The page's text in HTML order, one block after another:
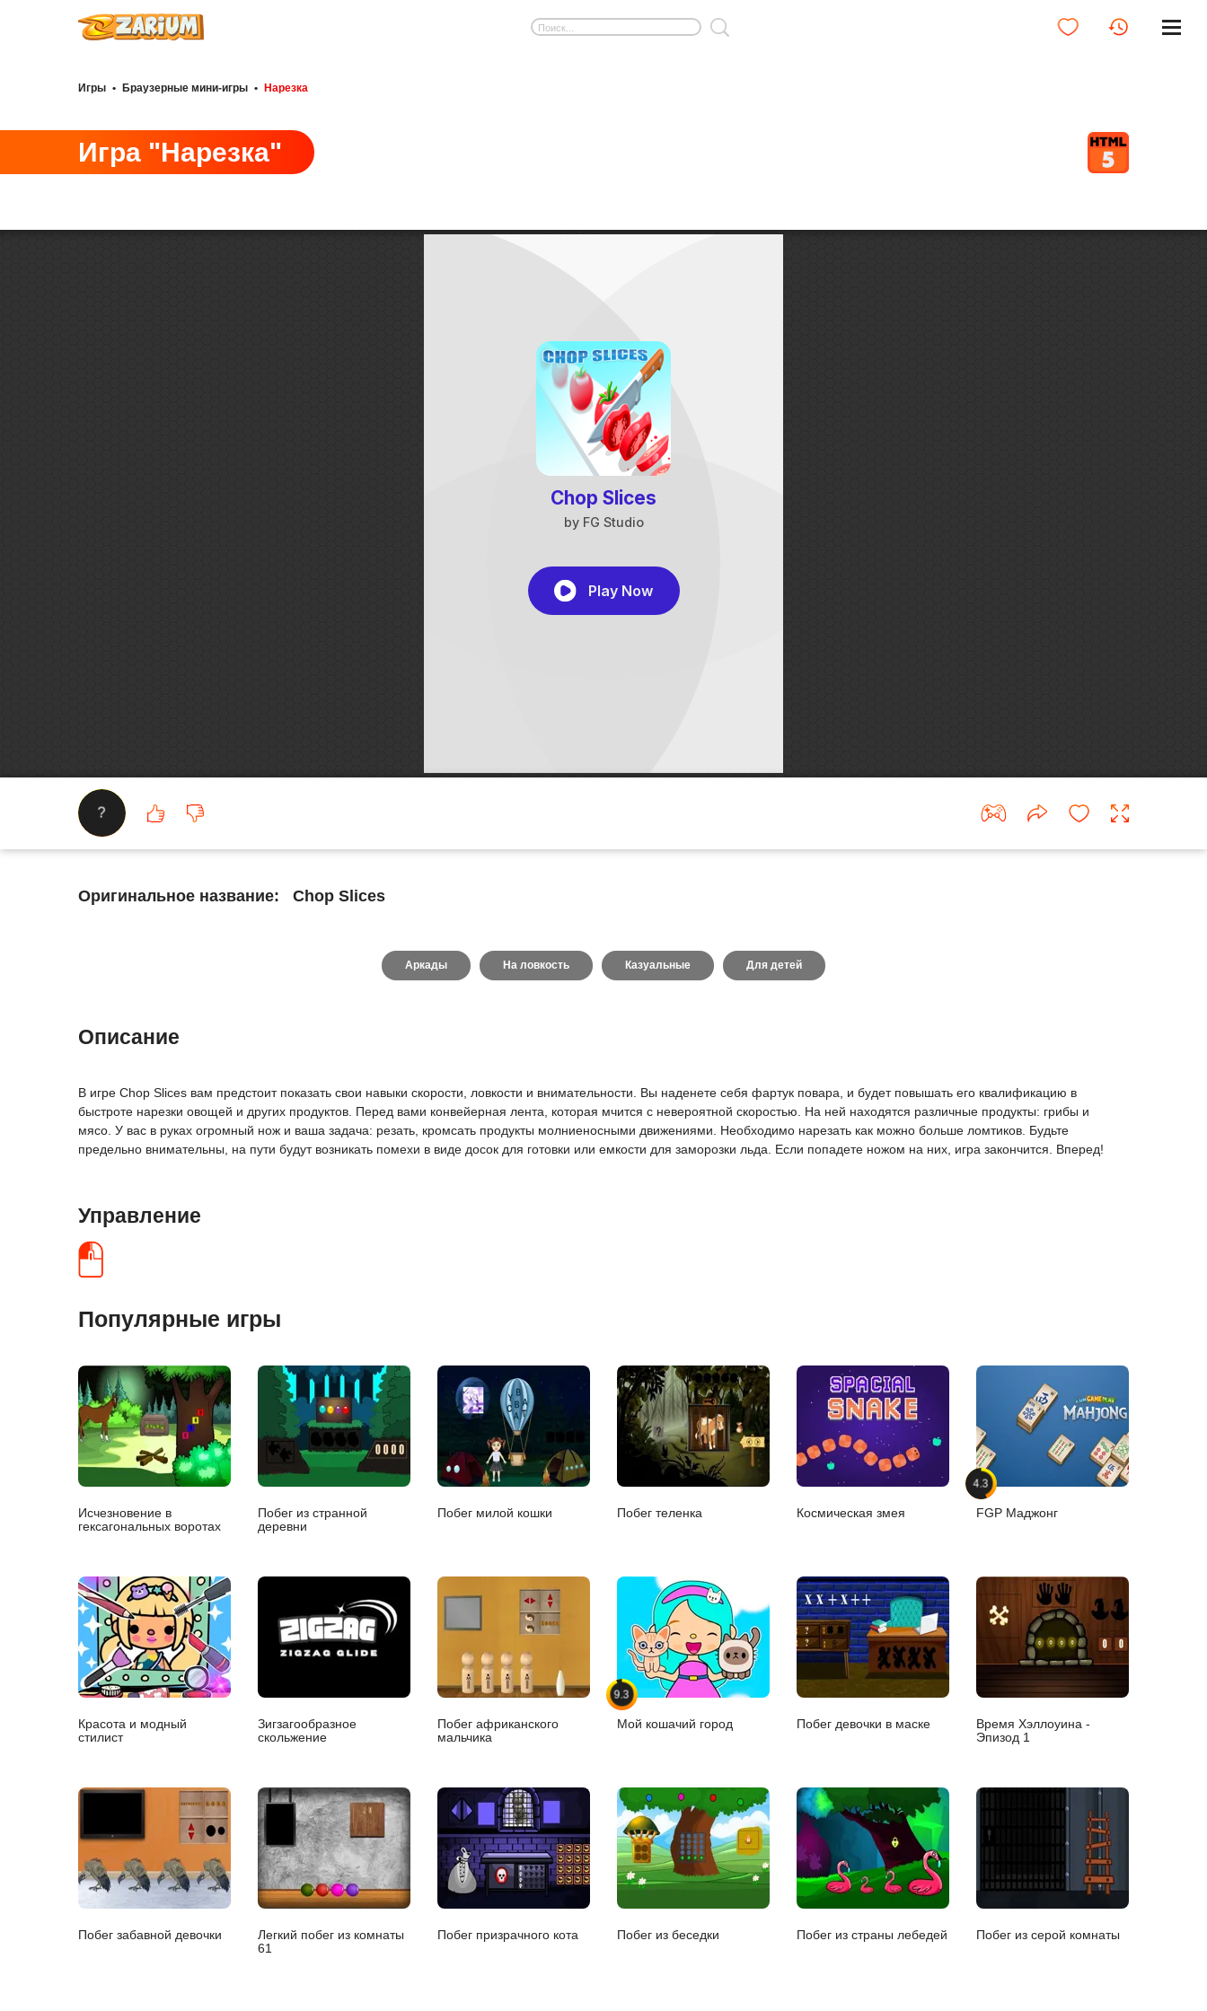
Игры • Браузерные мини-игры • Нарезка
Игра "Нарезка"
?
Оригинальное название: Chop Slices
Аркады На ловкость Казуальные Для детей
Описание
В игре Chop Slices вам предстоит показать свои навыки скорости, ловкости и внимательности. Вы наденете себя фартук повара, и будет повышать его квалификацию в
быстроте нарезки овощей и других продуктов. Перед вами конвейерная лента, которая мчится с невероятной скоростью. На ней находятся различные продукты: грибы и
мясо. У вас в руках огромный нож и ваша задача: резать, кромсать продукты молниеносными движениями. Необходимо нарезать как можно больше ломтиков. Будьте
предельно внимательны, на пути будут возникать помехи в виде досок для готовки или емкости для заморозки льда. Если попадете ножом на них, игра закончится. Вперед!
Управление
Популярные игры
Исчезновение в
гексагональных воротах
Побег из странной
деревни
Побег милой кошки Побег теленка Космическая змея
4.3
FGP Маджонг
Красота и модный
стилист
Зигзагообразное
скольжение
Побег африканского
мальчика
9.3
Мой кошачий город Побег девочки в маске
Время Хэллоуина -
Эпизод 1
Побег забавной девочки
Легкий побег из комнаты
61
Побег призрачного кота Побег из беседки Побег из страны лебедей Побег из серой комнаты